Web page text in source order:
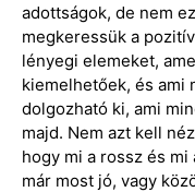
adottságok, de nem
megkeressük a
lényegi elemeket,
kiemelhetőek, és ami
dolgozható ki, ami
majd. Nem azt kell
hogy mi a rossz és mi
már most jó, vagy